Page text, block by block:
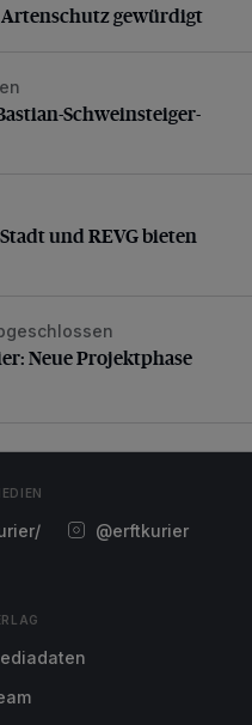
gewürdigt
Schweinsteiger-
Schweinsteiger-
und REVG bieten
und REVG bieten
Neue Projektphase
Neue Projektphase
@erftkurier